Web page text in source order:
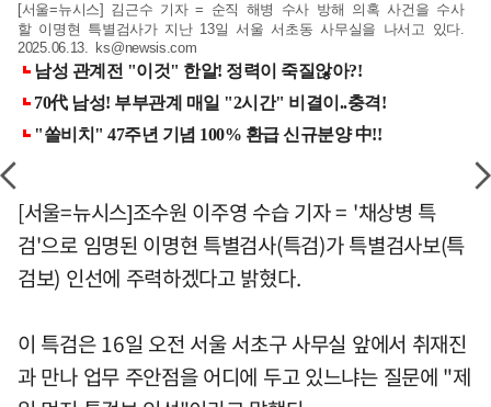
[서울=뉴시스] 김근수 기자 = 순직 해병 수사 방해 의혹 사건을 수사
할 이명현 특별검사가 지난 13일 서울 서초동 사무실을 나서고 있다.
2025.06.13. ks@newsis.com
[서울=뉴시스]조수원 이주영 수습 기자 = '채상병 특
검'으로 임명된 이명현 특별검사(특검)가 특별검사보(특
검보) 인선에 주력하겠다고 밝혔다.
이 특검은 16일 오전 서울 서초구 사무실 앞에서 취재진
과 만나 업무 주안점을 어디에 두고 있느냐는 질문에 "제